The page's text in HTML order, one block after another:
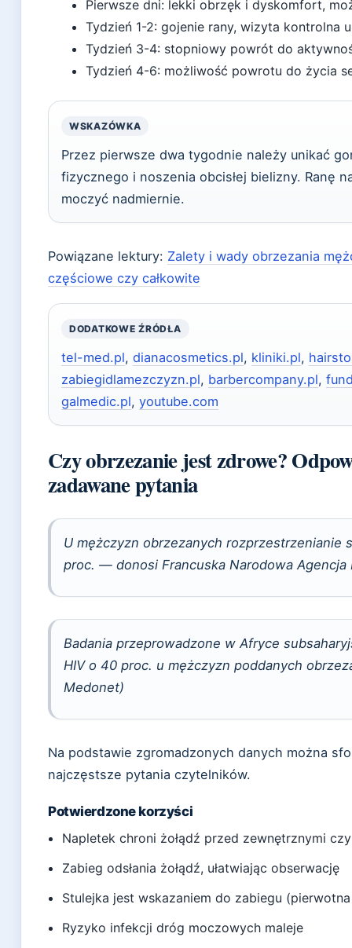
Pierwsze dni: lekki obrzęk i dyskomfort,
Tydzień 1-2: gojenie rany, wizyta kontrolna
Tydzień 3-4: stopniowy powrót do
Tydzień 4-6: możliwość powrotu do życia
WSKAZÓWKA
Przez pierwsze dwa tygodnie należy unikać
fizycznego i noszenia obcisłej bielizny. Ranę
moczyć nadmiernie.
Powiązane lektury: Zalety i wady obrzezania
częściowe czy całkowite
DODATKOWE ŹRÓDŁA
tel-med.pl, dianacosmetics.pl, kliniki.pl,
zabiegidlamezczyzn.pl, barbercompany.pl,
galmedic.pl, youtube.com
Czy obrzezanie jest zdrowe?
zadawane pytania
U mężczyzn obrzezanych rozprzestrzenianie
proc. — donosi Francuska Narodowa Agencja
Badania przeprowadzone w Afryce
HIV o 40 proc. u mężczyzn poddanych
Medonet)
Na podstawie zgromadzonych danych można
najczęstsze pytania czytelników.
Potwierdzone korzyści
Napletek chroni żołądź przed zewnętrznymi
Zabieg odsłania żołądź, ułatwiając obserwację
Stulejka jest wskazaniem do zabiegu
Ryzyko infekcji dróg moczowych maleje